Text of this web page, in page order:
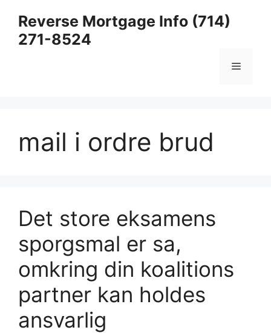
content
Reverse Mortgage Info (714)
271-8524
Menu
mail i ordre brud
Det store eksamens
sporgsmal er sa,
omkring din koalitions
partner kan holdes
ansvarlig